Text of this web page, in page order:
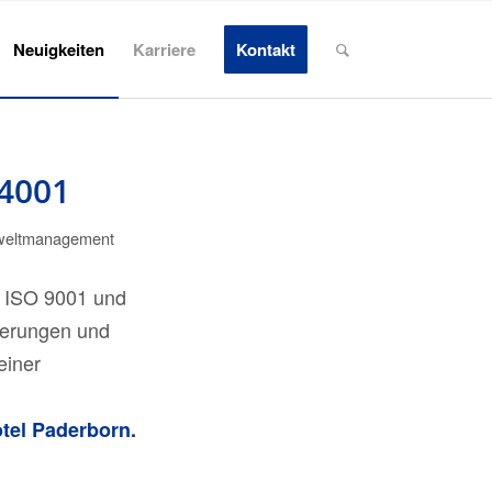
Neuigkeiten Karriere Kontakt
9001 und
und
Paderborn.